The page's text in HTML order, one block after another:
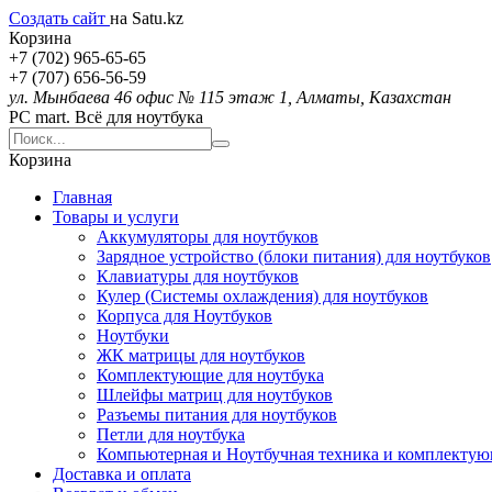
Создать сайт на Satu.kz
Корзина
+7 (702) 965-65-65
+7 (707) 656-56-59
ул. Мынбаева 46 офис № 115 этаж 1, Алматы, Казахстан
PC mart. Всё для ноутбука
Корзина
Главная
Товары и услуги
Аккумуляторы для ноутбуков
Зарядное устройство (блоки питания) для ноутбуков
Клавиатуры для ноутбуков
Кулер (Системы охлаждения) для ноутбуков
Корпуса для Ноутбуков
Ноутбуки
ЖК матрицы для ноутбуков
Комплектующие для ноутбука
Шлейфы матриц для ноутбуков
Разъемы питания для ноутбуков
Петли для ноутбука
Компьютерная и Ноутбучная техника и
Доставка и оплата